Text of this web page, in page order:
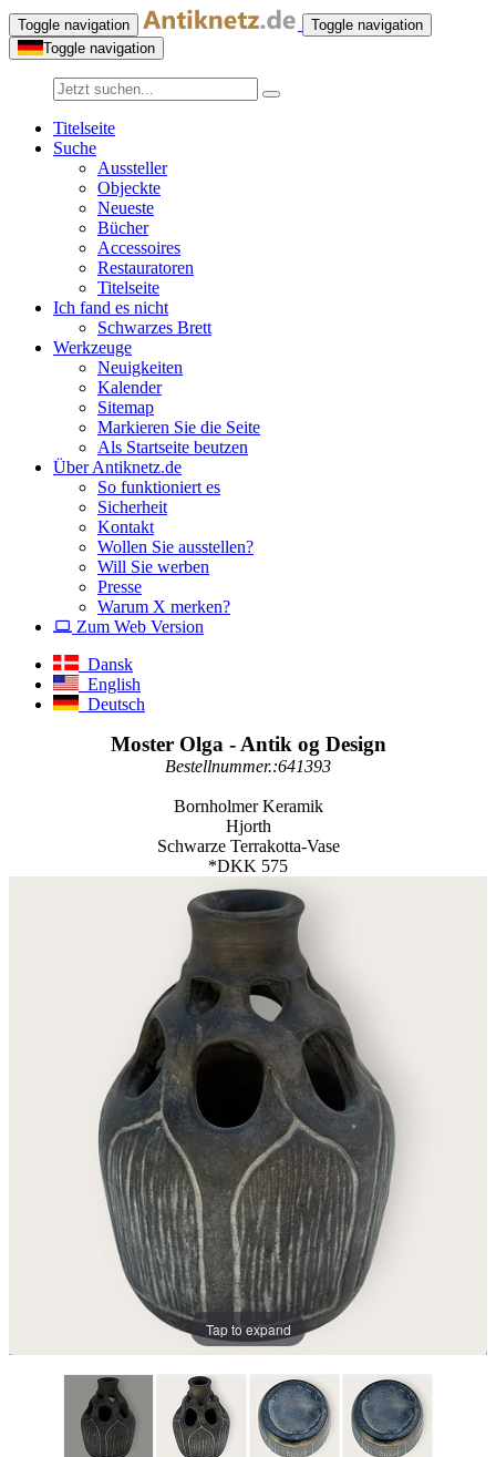
Toggle navigation
Toggle navigation
Toggle navigation
Titelseite
Suche
Aussteller
Objeckte
Neueste
Bücher
Accessoires
Restauratoren
Titelseite
Ich fand es nicht
Schwarzes Brett
Werkzeuge
Neuigkeiten
Kalender
Sitemap
Markieren Sie die Seite
Als Startseite beutzen
Über Antiknetz.de
So funktioniert es
Sicherheit
Kontakt
Wollen Sie ausstellen?
Will Sie werben
Presse
Warum X merken?
Zum Web Version
Dansk
English
Deutsch
Moster Olga - Antik og Design
Bestellnummer.:641393
Bornholmer Keramik
Hjorth
Schwarze Terrakotta-Vase
*DKK 575
Tap to expand